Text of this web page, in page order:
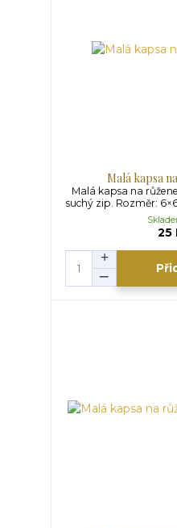
Malá kapsa
Malá kapsa na
suchý zip. Rozměr:
25